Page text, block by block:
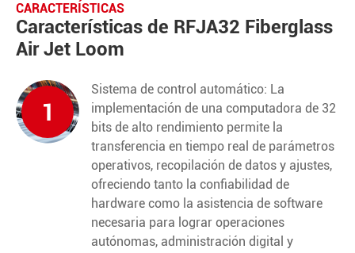
CARACTERÍSTICAS
Características de RFJA32 Fiberglass
Air Jet Loom
1
Sistema de control automático: La
implementación de una computadora de 32
bits de alto rendimiento permite la
transferencia en tiempo real de parámetros
operativos, recopilación de datos y ajustes,
ofreciendo tanto la confiabilidad de
hardware como la asistencia de software
necesaria para lograr operaciones
autónomas, administración digital y